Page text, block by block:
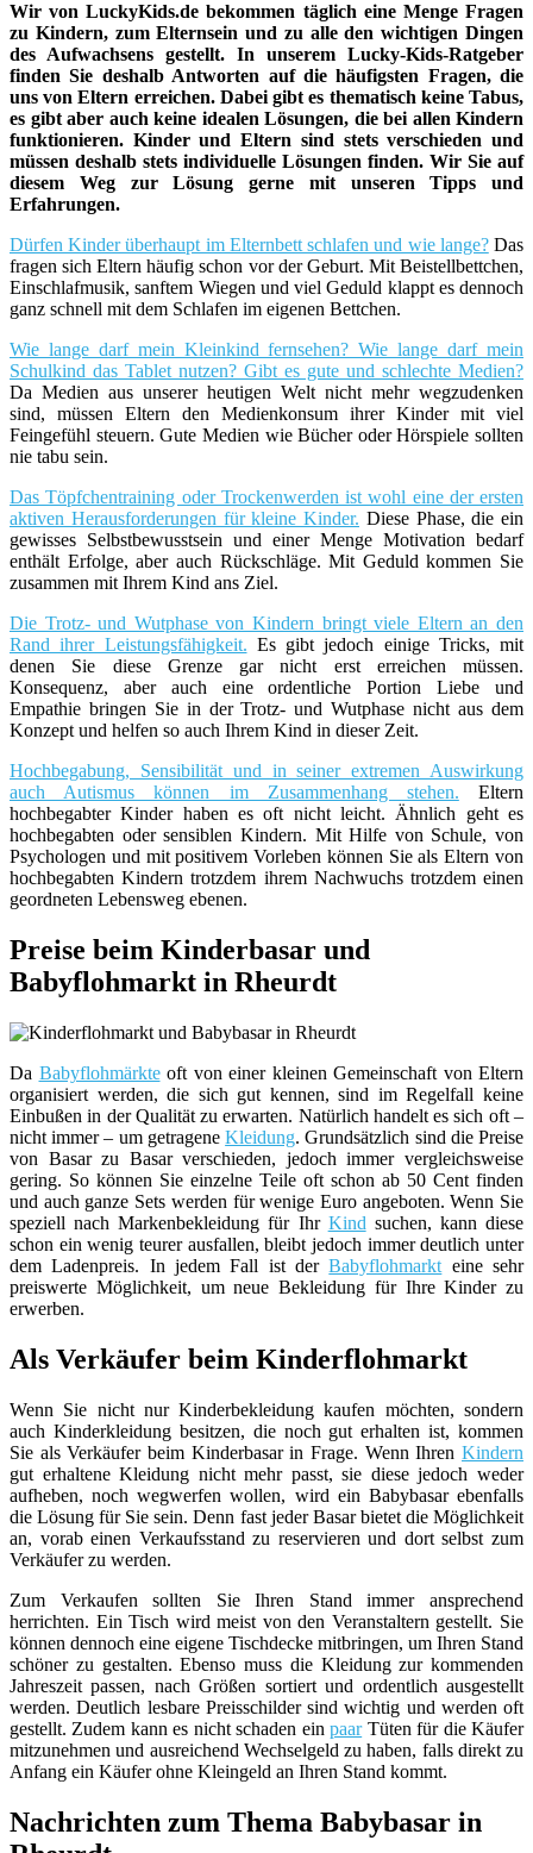
Wir von LuckyKids.de bekommen täglich eine Menge Fragen
zu Kindern, zum Elternsein und zu alle den wichtigen Dingen
des Aufwachsens gestellt. In unserem Lucky-Kids-Ratgeber
finden Sie deshalb Antworten auf die häufigsten Fragen, die
uns von Eltern erreichen. Dabei gibt es thematisch keine Tabus,
es gibt aber auch keine idealen Lösungen, die bei allen Kindern
funktionieren. Kinder und Eltern sind stets verschieden und
müssen deshalb stets individuelle Lösungen finden. Wir Sie auf
diesem Weg zur Lösung gerne mit unseren Tipps und
Erfahrungen.
Dürfen Kinder überhaupt im Elternbett schlafen und wie lange?Das
fragen sich Eltern häufig schon vor der Geburt. Mit Beistellbettchen,
Einschlafmusik, sanftem Wiegen und viel Geduld klappt es dennoch
ganz schnell mit dem Schlafen im eigenen Bettchen.
Wie lange darf mein Kleinkind fernsehen? Wie lange darf mein
Schulkind das Tablet nutzen? Gibt es gute und schlechte Medien?
Da Medien aus unserer heutigen Welt nicht mehr wegzudenken
sind, müssen Eltern den Medienkonsum ihrer Kinder mit viel
Feingefühl steuern. Gute Medien wie Bücher oder Hörspiele sollten
nie tabu sein.
Das Töpfchentraining oder Trockenwerden ist wohl eine der ersten
aktiven Herausforderungen für kleine Kinder. Diese Phase, die ein
gewisses Selbstbewusstsein und einer Menge Motivation bedarf
enthält Erfolge, aber auch Rückschläge. Mit Geduld kommen Sie
zusammen mit Ihrem Kind ans Ziel.
Die Trotz- und Wutphase von Kindern bringt viele Eltern an den
Rand ihrer Leistungsfähigkeit. Es gibt jedoch einige Tricks, mit
denen Sie diese Grenze gar nicht erst erreichen müssen.
Konsequenz, aber auch eine ordentliche Portion Liebe und
Empathie bringen Sie in der Trotz- und Wutphase nicht aus dem
Konzept und helfen so auch Ihrem Kind in dieser Zeit.
Hochbegabung, Sensibilität und in seiner extremen Auswirkung
auch Autismus können im Zusammenhang stehen. Eltern
hochbegabter Kinder haben es oft nicht leicht. Ähnlich geht es
hochbegabten oder sensiblen Kindern. Mit Hilfe von Schule, von
Psychologen und mit positivem Vorleben können Sie als Eltern von
hochbegabten Kindern trotzdem ihrem Nachwuchs trotzdem einen
geordneten Lebensweg ebenen.
Preise beim Kinderbasar und
Babyflohmarkt in Rheurdt
Da Babyflohmärkteoft von einer kleinen Gemeinschaft von Eltern
organisiert werden, die sich gut kennen, sind im Regelfall keine
Einbußen in der Qualität zu erwarten. Natürlich handelt es sich oft –
nicht immer – um getrageneKleidung. Grundsätzlich sind die Preise
von Basar zu Basar verschieden, jedoch immer vergleichsweise
gering. So können Sie einzelne Teile oft schon ab 50 Cent finden
und auch ganze Sets werden für wenige Euro angeboten. Wenn Sie
speziell nach Markenbekleidung für Ihr Kind suchen, kann diese
schon ein wenig teurer ausfallen, bleibt jedoch immer deutlich unter
dem Ladenpreis. In jedem Fall ist derBabyflohmarkt eine sehr
preiswerte Möglichkeit, um neue Bekleidung für Ihre Kinder zu
erwerben.
Als Verkäufer beim Kinderflohmarkt
Wenn Sie nicht nur Kinderbekleidung kaufen möchten, sondern
auch Kinderkleidung besitzen, die noch gut erhalten ist, kommen
Sie als Verkäufer beim Kinderbasar in Frage. Wenn Ihren Kindern
gut erhaltene Kleidung nicht mehr passt, sie diese jedoch weder
aufheben, noch wegwerfen wollen, wird ein Babybasar ebenfalls
die Lösung für Sie sein. Denn fast jeder Basar bietet die Möglichkeit
an, vorab einen Verkaufsstand zu reservieren und dort selbst zum
Verkäufer zu werden.
Zum Verkaufen sollten Sie Ihren Stand immer ansprechend
herrichten. Ein Tisch wird meist von den Veranstaltern gestellt. Sie
können dennoch eine eigene Tischdecke mitbringen, um Ihren Stand
schöner zu gestalten. Ebenso muss die Kleidung zur kommenden
Jahreszeit passen, nach Größen sortiert und ordentlich ausgestellt
werden. Deutlich lesbare Preisschilder sind wichtig und werden oft
gestellt. Zudem kann es nicht schaden einpaarTüten für die Käufer
mitzunehmen und ausreichend Wechselgeld zu haben, falls direkt zu
Anfang ein Käufer ohne Kleingeld an Ihren Stand kommt.
Nachrichten zum Thema Babybasar in